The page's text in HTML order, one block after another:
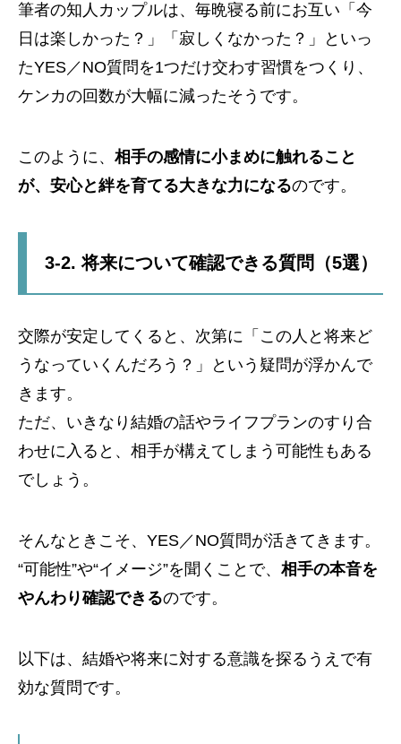
筆者の知人カップルは、毎晩寝る前にお互い「今
日は楽しかった？」「寂しくなかった？」といっ
たYES／NO質問を1つだけ交わす習慣をつくり、
ケンカの回数が大幅に減ったそうです。
このように、 相手の感情に小まめに触れること
が、安心と絆を育てる大きな力になるのです。
3-2. 将来について確認できる質問（5選）
交際が安定してくると、次第に「この人と将来ど
うなっていくんだろう？」という疑問が浮かんで
きます。
ただ、いきなり結婚の話やライフプランのすり合
わせに入ると、相手が構えてしまう可能性もある
でしょう。
そんなときこそ、YES／NO質問が活きてきます。
“可能性”や“イメージ”を聞くことで、 相手の本音を
やんわり確認できるのです。
以下は、結婚や将来に対する意識を探るうえで有
効な質問です。